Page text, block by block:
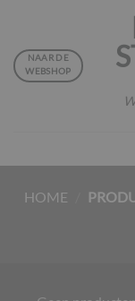
inhoudNAAR DE
WEBSHOP
HOME